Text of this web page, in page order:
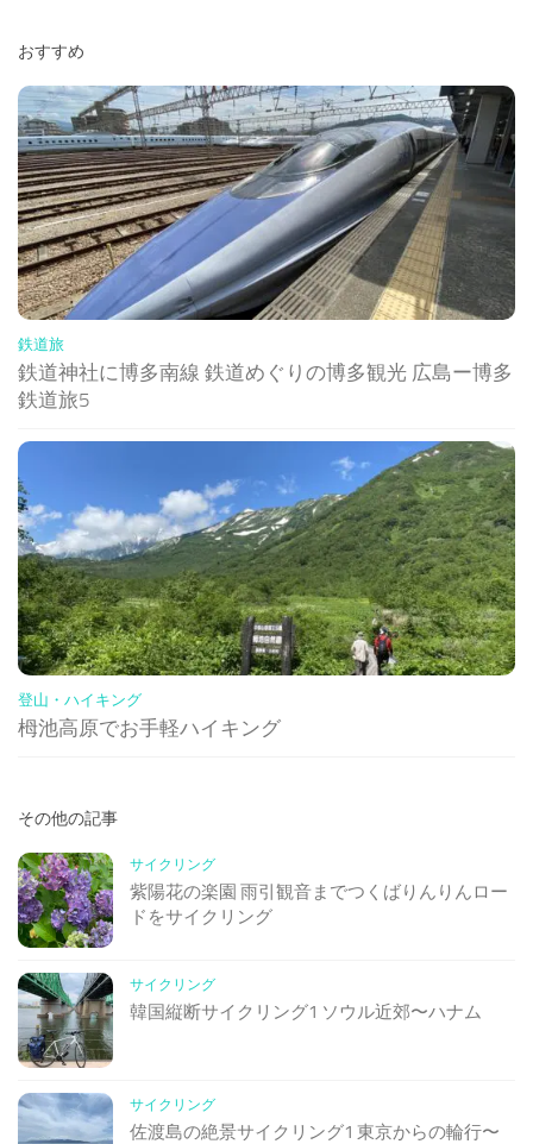
おすすめ
鉄道旅
鉄道神社に博多南線 鉄道めぐりの博多観光 広島ー博多
鉄道旅5
登山・ハイキング
栂池高原でお手軽ハイキング
その他の記事
サイクリング
紫陽花の楽園 雨引観音までつくばりんりんロー
ドをサイクリング
サイクリング
韓国縦断サイクリング1 ソウル近郊〜ハナム
サイクリング
佐渡島の絶景サイクリング1 東京からの輪行〜